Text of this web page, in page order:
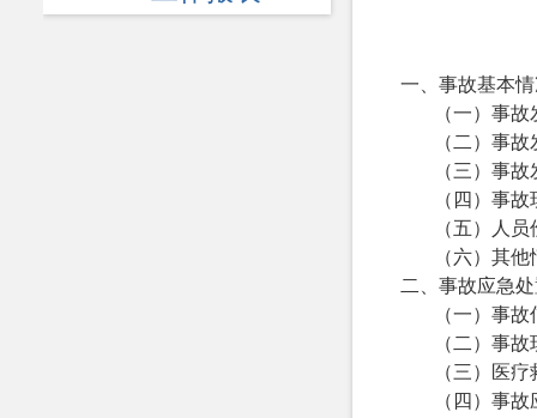
监查信息
一、事故基本
（一）事
（二）事
（三）事
（四）事
（五）人
（六）其他
二、事故应急
（一）事
（二）事
（三）医
（四）事